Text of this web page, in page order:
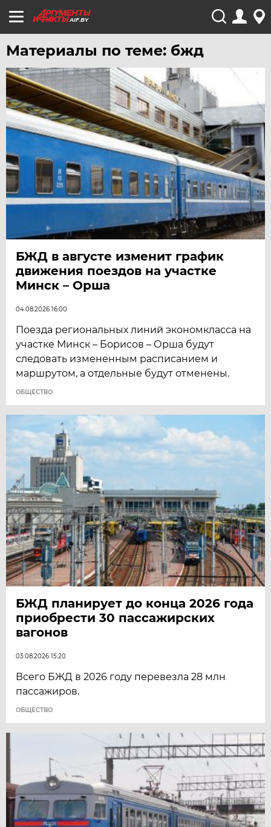
AIF.BY
Материалы по теме: бжд
БЖД в августе изменит график
движения поездов на участке
Минск – Орша
04.08.2026 16:00
Поезда региональных линий экономкласса на
участке Минск – Борисов – Орша будут
следовать измененным расписанием и
маршрутом, а отдельные будут отменены.
ОБЩЕСТВО
БЖД планирует до конца 2026 года
приобрести 30 пассажирских
вагонов
03.08.2026 15:20
Всего БЖД в 2026 году перевезла 28 млн
пассажиров.
ОБЩЕСТВО